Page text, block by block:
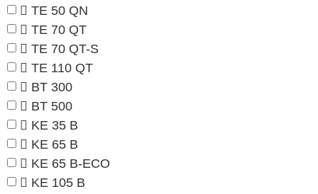
TE 50 QN
TE 70 QT
TE 70 QT-S
TE 110 QT
BT 300
BT 500
KE 35 B
KE 65 B
KE 65 B-ECO
KE 105 B